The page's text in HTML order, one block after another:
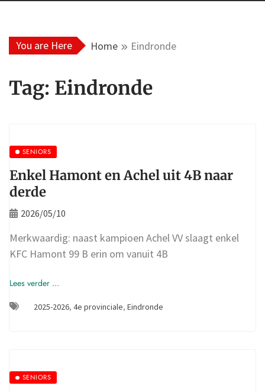
You are Here Home Eindronde
Tag: Eindronde
SENIORS
Enkel Hamont en Achel uit 4B naar
derde
2026/05/10
Merkwaardig: naast kampioen Achel VV slaagt enkel
KFC Hamont 99 B erin om vanuit 4B
Lees verder ...
2025-2026, 4e provinciale, Eindronde
SENIORS